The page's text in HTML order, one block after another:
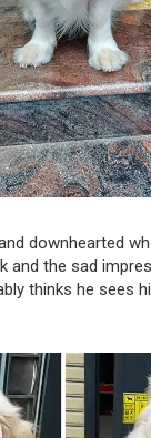
downhearted
and the sad
thinks he sees